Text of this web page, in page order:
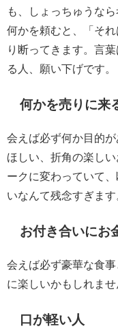
も、しょっちゅうな
何かを頼むと、「そ
り断ってきます。言
る人、願い下げです。
何かを売りに来
会えば必ず何か目的
ほしい、折角の楽し
ークに変わっていて
いなんて残念すぎます
お付き合いにお
会えば必ず豪華な食
に楽しいかもしれま
口が軽い人